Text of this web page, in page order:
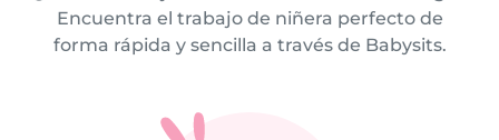
Encuentra el trabajo de niñera perfecto de
forma rápida y sencilla a través de Babysits.